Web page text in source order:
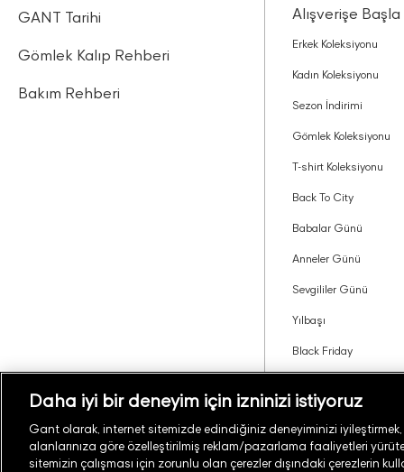
GANT Tarihi
Gömlek Kalıp Rehberi
Bakım Rehberi
Alışverişe Başla
Erkek Koleksiyonu
Kadın Koleksiyonu
Sezon İndirimi
Gömlek Koleksiyonu
T-shirt Koleksiyonu
Back To City
Babalar Günü
Anneler Günü
Sevgililer Günü
Yılbaşı
Black Friday
Türkiye Mağaza Bul
Daha iyi bir deneyim için izninizi istiyoruz
Gant olarak, internet sitemizde edindiğiniz deneyiminizi iyileştirmek,
alanlarınıza göre özelleştirilmiş reklam/pazarlama faaliyetleri
sitemizin çalışması için zorunlu olan çerezler dışındaki çerezlerin